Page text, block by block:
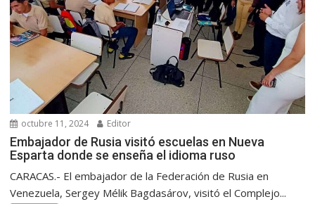
octubre 11, 2024 Editor
Embajador de Rusia visitó escuelas en Nueva
Esparta donde se enseña el idioma ruso
CARACAS.- El embajador de la Federación de Rusia en
Venezuela, Sergey Mélik Bagdasárov, visitó el Complejo...